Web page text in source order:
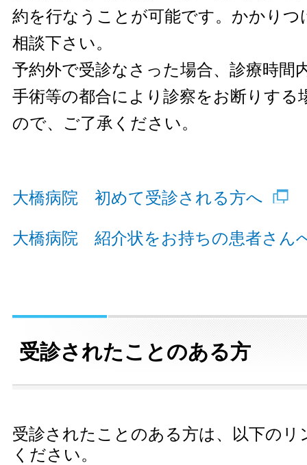
約を行なうことが可能です。かかりつ
相談下さい。
予約外で受診なさった場合、診療時間
手術等の都合により診察をお断りする
ので、ご了承ください。
大橋病院 初めて受診される方へ
大橋病院 紹介状をお持ちの患者さん
受診されたことのある方
受診されたことのある方は、以下のリ
ください。